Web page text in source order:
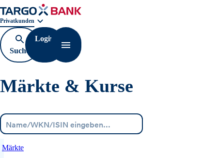
Geschäftsbereichnavigation. Aktuelle Auswahl:
Privatkunden
Suche
öffnen
Login
Navigation öffnen
Märkte & Kurse
Märkte